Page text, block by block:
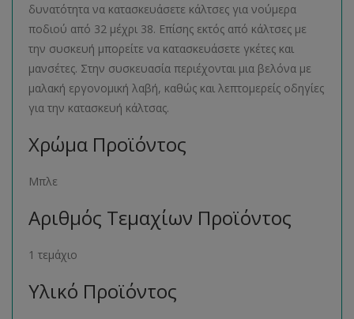
δυνατότητα να κατασκευάσετε κάλτσες για νούμερα
ποδιού από 32 μέχρι 38. Επίσης εκτός από κάλτσες με
την συσκευή μπορείτε να κατασκευάσετε γκέτες και
μανσέτες. Στην συσκευασία περιέχονται μια βελόνα με
μαλακή εργονομική λαβή, καθώς και λεπτομερείς οδηγίες
για την κατασκευή κάλτσας.
Χρώμα Προϊόντος
Μπλε
Αριθμός Τεμαχίων Προϊόντος
1 τεμάχιο
Υλικό Προϊόντος